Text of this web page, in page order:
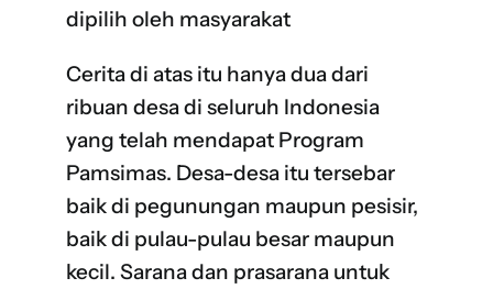
dipilih oleh masyarakat
Cerita di atas itu hanya dua dari
ribuan desa di seluruh Indonesia
yang telah mendapat Program
Pamsimas. Desa-desa itu tersebar
baik di pegunungan maupun pesisir,
baik di pulau-pulau besar maupun
kecil. Sarana dan prasarana untuk